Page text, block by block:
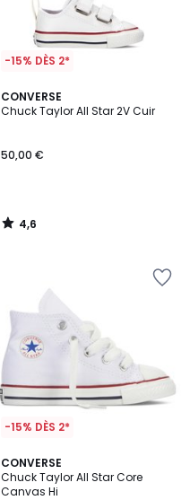
-15% DÈS 2*
CONVERSE
Chuck Taylor All Star 2V Cuir
50,00 €
4,6
/ 5
4,6
/
-15% DÈS 2*
CONVERSE
Chuck Taylor All Star Core
Canvas Hi
4,6
/ 5